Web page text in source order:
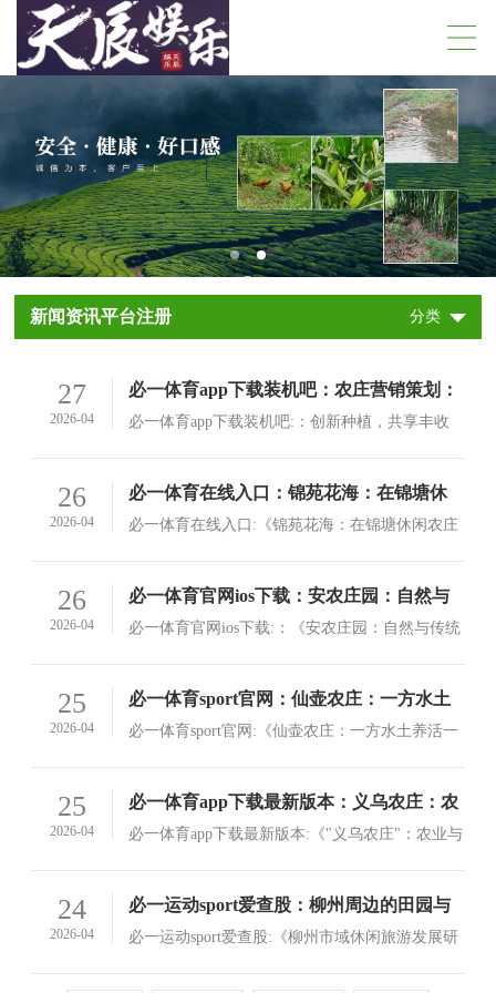
新闻资讯平台注册 分类
27
2026-04
必一体育app下载装机吧：农庄营销策划：
创新种植、提升品质，共享丰收喜悦！
必一体育app下载装机吧:：创新种植，共享丰收
品，以期提高农业生产效率，实现农产品的可持
续发展
查看详情>
26
2026-04
必一体育在线入口：锦苑花海：在锦塘休
闲农庄寻找自然与艺术的融合
必一体育在线入口:《锦苑花海：在锦塘休闲农庄
与人类追求的文明、技术紧密相连的
查看详情>
26
2026-04
必一体育官网ios下载：安农庄园：自然与
传统结合的完美典范
必一体育官网ios下载:：《安农庄园：自然与传统
巴洛克风格建筑的古老城镇
查看详情>
25
2026-04
必一体育sport官网：仙壶农庄：一方水土
养活一方人
必一体育sport官网:《仙壶农庄：一方水土养活一
城，它以茶文化而闻名——四川的阿坝藏族羌族
自治州，也被称为“仙壶”
查看详情>
25
2026-04
必一体育app下载最新版本：义乌农庄：农
业与商业的交融之路
必一体育app下载最新版本:《"义乌农庄"：农业与
统农业和现代商业模式的城市，在这个城市中，
既有传统的商品市场，也有现代化的物流体系
24
2026-04
必一运动sport爱查股：柳州周边的田园与
生活：寻找自然与传统的平衡点
必一运动sport爱查股:《柳州市域休闲旅游发展研